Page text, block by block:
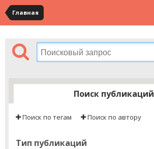
Главная
Поиск публикаций
Поиск по тегам Поиск по автору
Тип публикаций